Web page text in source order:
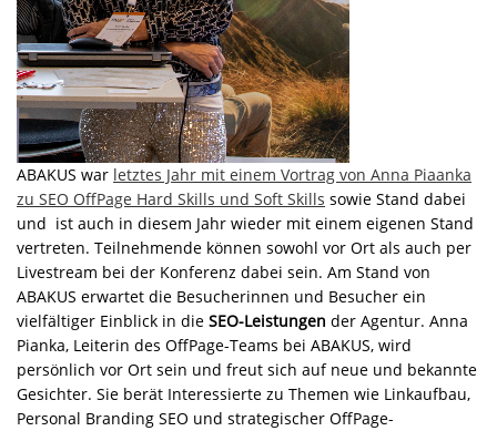
ABAKUS war letztes Jahr mit einem Vortrag von Anna Piaanka
zu SEO OffPage Hard Skills und Soft Skills sowie Stand dabei
und ist auch in diesem Jahr wieder mit einem eigenen Stand
vertreten. Teilnehmende können sowohl vor Ort als auch per
Livestream bei der Konferenz dabei sein. Am Stand von
ABAKUS erwartet die Besucherinnen und Besucher ein
vielfältiger Einblick in die SEO-Leistungen der Agentur. Anna
Pianka, Leiterin des OffPage-Teams bei ABAKUS, wird
persönlich vor Ort sein und freut sich auf neue und bekannte
Gesichter. Sie berät Interessierte zu Themen wie Linkaufbau,
Personal Branding SEO und strategischer OffPage-